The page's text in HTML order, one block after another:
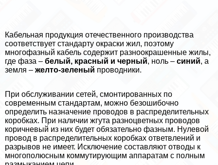
Кабельная продукция отечественного производства
соответствует стандарту окраски жил, поэтому
многофазный кабель содержит разноокрашенные жилы,
где фаза – белый, красный и черный, ноль – синий, а
земля – желто-зеленый проводники.
При обслуживании сетей, смонтированных по
современным стандартам, можно безошибочно
определить назначение проводов в распределительных
коробках. При наличии жгута разноцветных проводов
коричневый из них будет обязательно фазным. Нулевой
провод в распределительных коробках ответвлений и
разрывов не имеет. Исключение составляют отводы к
многополюсным коммутирующим аппаратам с полным